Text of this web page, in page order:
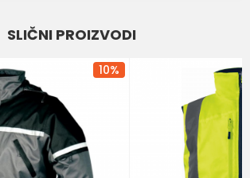
SLIČNI PROIZVODI
10%